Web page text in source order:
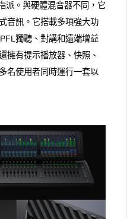
派。與硬體混音器不同，它
音訊。它搭載多項強大功
獨聽、對講和遠端增益
擁有提示播放器、快照、
名使用者同時運行一套以